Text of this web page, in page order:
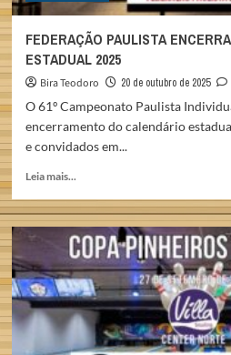
FEDERAÇÃO PAULISTA
ESTADUAL 2025
Bira Teodoro 20 de outubro de 2025
O 61º Campeonato Paulista
encerramento do calendário
e convidados em...
Leia mais...
about
FEDERAÇÃO
PAULISTA
ENCERRA
A
TEMPORADA
ESTADUAL
2025